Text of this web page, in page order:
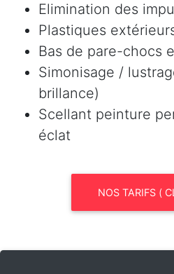
Elimination des
Plastiques
Bas de pare-chocs
Simonisage /
brillance)
Scellant peinture
éclat
NOS TARIFS (